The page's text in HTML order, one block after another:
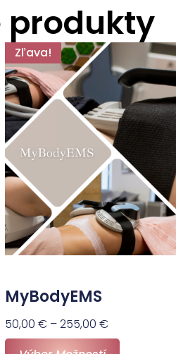
produkty
Zľava!
MyBodyEMS
50,00 € –255,00 €